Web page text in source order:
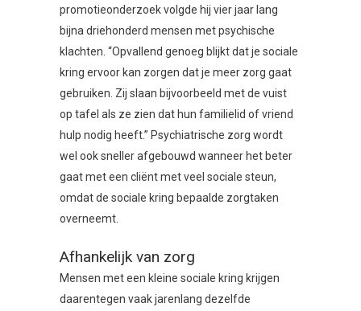
promotieonderzoek volgde hij vier jaar lang
bijna driehonderd mensen met psychische
klachten. “Opvallend genoeg blijkt dat je sociale
kring ervoor kan zorgen dat je meer zorg gaat
gebruiken. Zij slaan bijvoorbeeld met de vuist
op tafel als ze zien dat hun familielid of vriend
hulp nodig heeft.” Psychiatrische zorg wordt
wel ook sneller afgebouwd wanneer het beter
gaat met een cliënt met veel sociale steun,
omdat de sociale kring bepaalde zorgtaken
overneemt.
Afhankelijk van zorg
Mensen met een kleine sociale kring krijgen
daarentegen vaak jarenlang dezelfde